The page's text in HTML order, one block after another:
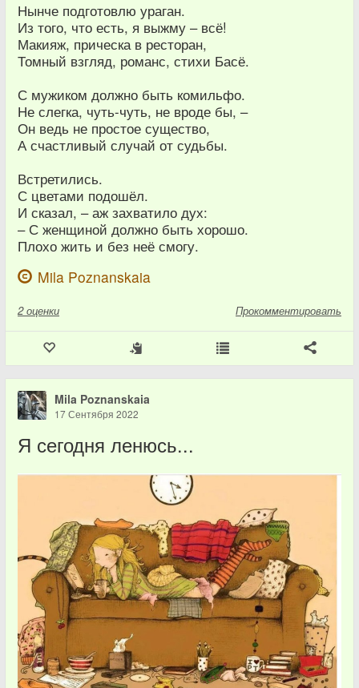
Нынче подготовлю ураган.
Из того, что есть, я выжму – всё!
Макияж, прическа в ресторан,
Томный взгляд, романс, стихи Басё.
С мужиком должно быть комильфо.
Не слегка, чуть-чуть, не вроде бы, –
Он ведь не простое существо,
А счастливый случай от судьбы.
Встретились.
С цветами подошёл.
И сказал, – аж захватило дух:
– С женщиной должно быть хорошо.
Плохо жить и без неё смогу.
Mila Poznanskaia
2 оценки Прокомментировать
Mila Poznanskaia
17 Сентября 2022
Я сегодня ленюсь...